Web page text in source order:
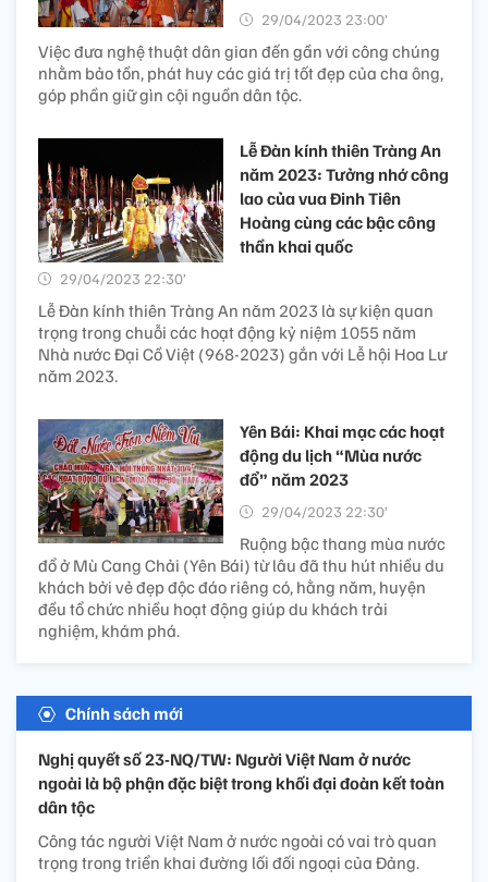
29/04/2023 23:00’
Việc đưa nghệ thuật dân gian đến gần với công chúng
nhằm bảo tồn, phát huy các giá trị tốt đẹp của cha ông,
góp phần giữ gìn cội nguồn dân tộc.
Lễ Đàn kính thiên Tràng An
năm 2023: Tưởng nhớ công
lao của vua Đinh Tiên
Hoàng cùng các bậc công
thần khai quốc
29/04/2023 22:30’
Lễ Đàn kính thiên Tràng An năm 2023 là sự kiện quan
trọng trong chuỗi các hoạt động kỷ niệm 1055 năm
Nhà nước Đại Cồ Việt (968-2023) gắn với Lễ hội Hoa Lư
năm 2023.
Yên Bái: Khai mạc các hoạt
động du lịch “Mùa nước
đổ” năm 2023
29/04/2023 22:30’
Ruộng bậc thang mùa nước
đổ ở Mù Cang Chải (Yên Bái) từ lâu đã thu hút nhiều du
khách bởi vẻ đẹp độc đáo riêng có, hằng năm, huyện
đều tổ chức nhiều hoạt động giúp du khách trải
nghiệm, khám phá.
Chính sách mới
Nghị quyết số 23-NQ/TW: Người Việt Nam ở nước
ngoài là bộ phận đặc biệt trong khối đại đoàn kết toàn
dân tộc
Công tác người Việt Nam ở nước ngoài có vai trò quan
trọng trong triển khai đường lối đối ngoại của Đảng.